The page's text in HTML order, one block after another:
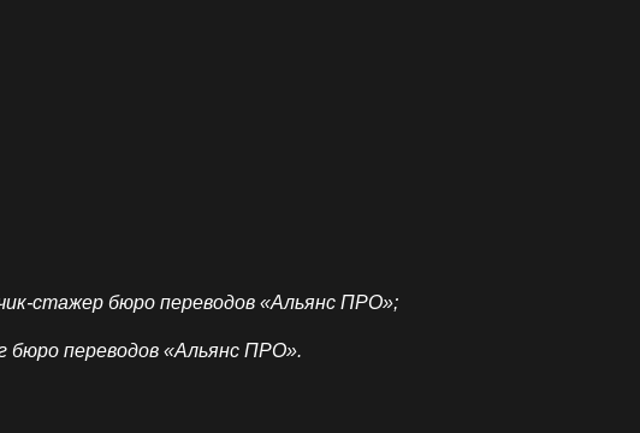
стажер бюро переводов «Альянс ПРО»;
бюро переводов «Альянс ПРО».